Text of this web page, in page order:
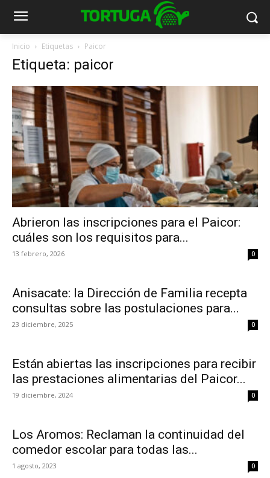
Inicio Etiquetas Paicor
Etiqueta: paicor
Abrieron las inscripciones para el Paicor:
cuáles son los requisitos para...
13 febrero, 2026 0
Anisacate: la Dirección de Familia recepta
consultas sobre las postulaciones para...
23 diciembre, 2025 0
Están abiertas las inscripciones para recibir
las prestaciones alimentarias del Paicor...
19 diciembre, 2024 0
Los Aromos: Reclaman la continuidad del
comedor escolar para todas las...
1 agosto, 2023 0